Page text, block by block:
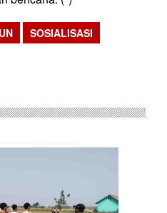
SOSIALISASI